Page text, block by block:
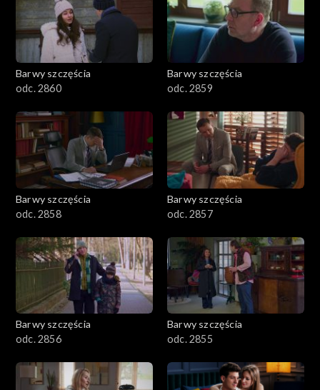
Barwy szczęścia
odc. 2860
Barwy szczęścia
odc. 2859
Barwy szczęścia
odc. 2858
Barwy szczęścia
odc. 2857
Barwy szczęścia
odc. 2856
Barwy szczęścia
odc. 2855